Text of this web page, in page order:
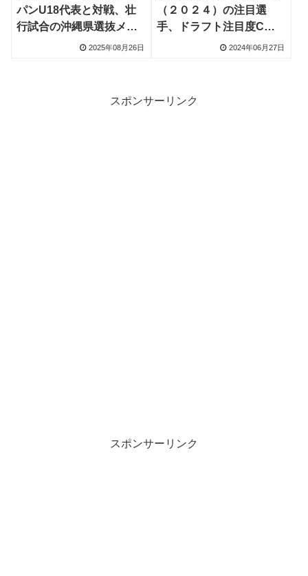
パンU18代表と対戦、壮
行試合の沖縄県選抜メン
2025年08月26日
（２０２４）の注目選
手、ドラフト注目度C：
2024年06月27日
スポンサーリンク
スポンサーリンク